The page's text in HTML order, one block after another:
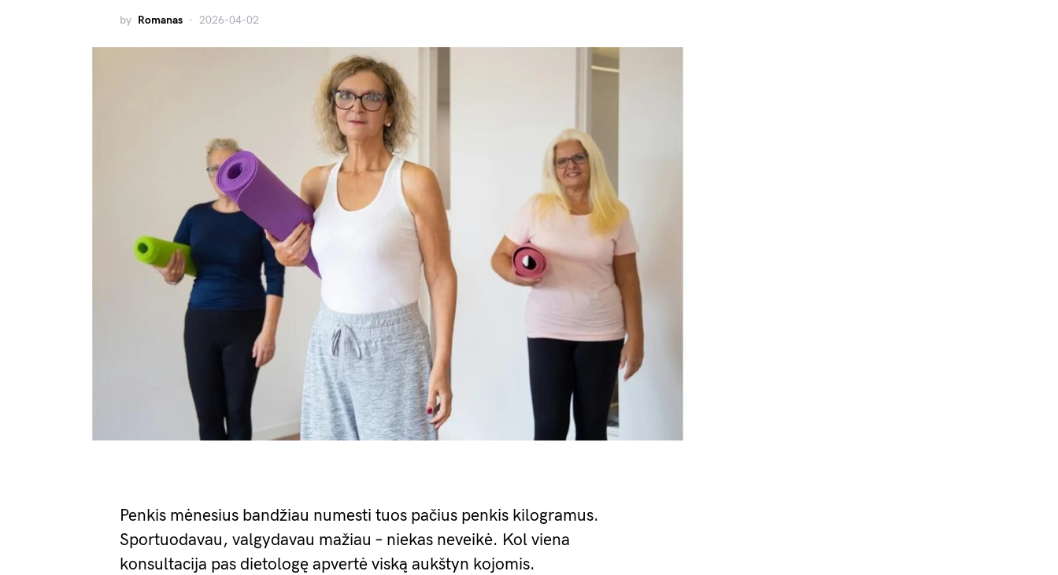
by Romanas 2026-04-02
Penkis mėnesius bandžiau numesti tuos pačius penkis kilogramus.
Sportuodavau, valgydavau mažiau – niekas neveikė. Kol viena
konsultacija pas dietologę apvertė viską aukštyn kojomis.